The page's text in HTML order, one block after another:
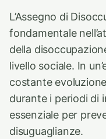
L’Assegno di
fondamentale
della
livello sociale. In
costante
durante i periodi di
essenziale per
disuguaglianze.